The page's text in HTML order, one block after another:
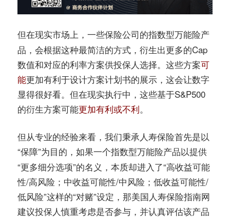
但在现实市场上，一些保险公司的指数型万能险产
品，会根据这种最简洁的方式，衍生出更多的Cap
数值和对应的利率方案供投保人选择。这些方案可
能更加有利于设计方案计划书的展示，这会让数字
显得很好看。但在现实执行中，这些基于S&P500
的衍生方案可能更加有利或不利。
但从专业的经验来看，我们秉承人寿保险首先是以
“保障”为目的，如果一个指数型万能险产品以提供
“更多细分选项”的名义，本质却进入了“高收益可能
性/高风险；中收益可能性/中风险；低收益可能性/
低风险”这样的“对赌”设定，那美国人寿保险指南网
建议投保人慎重考虑是否参与，并认真评估该产品